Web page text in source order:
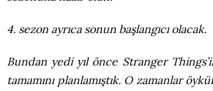
4. sezon ayrıca sonun başlangıcı olacak.
Bundan yedi yıl önce Stranger
tamamını planlamıştık. O zamanlar